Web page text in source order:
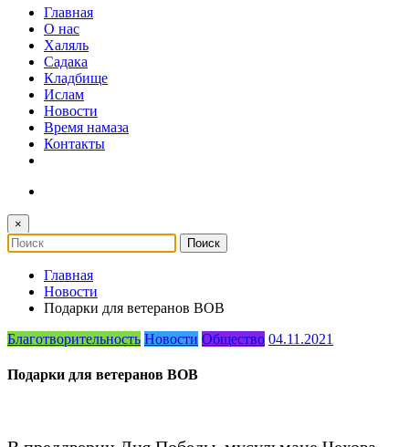
Главная
О нас
Халяль
Садака
Кладбище
Ислам
Новости
Время намаза
Контакты
×
Главная
Новости
Подарки для ветеранов ВОВ
Благотворительность Новости Общество 04.11.2021
Подарки для ветеранов ВОВ